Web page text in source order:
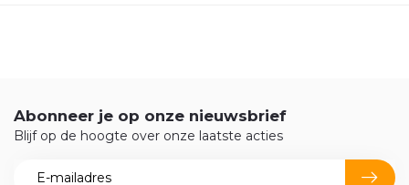
Abonneer je op onze nieuwsbrief
Blijf op de hoogte over onze laatste acties